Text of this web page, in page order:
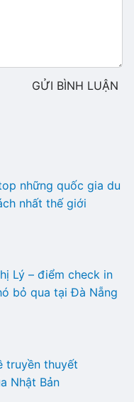
GỬI BÌNH LUẬN
những quốc gia du
nhất thế giới
Lý – điểm check in
bỏ qua tại Đà Nẵng
truyền thuyết
Nhật Bản